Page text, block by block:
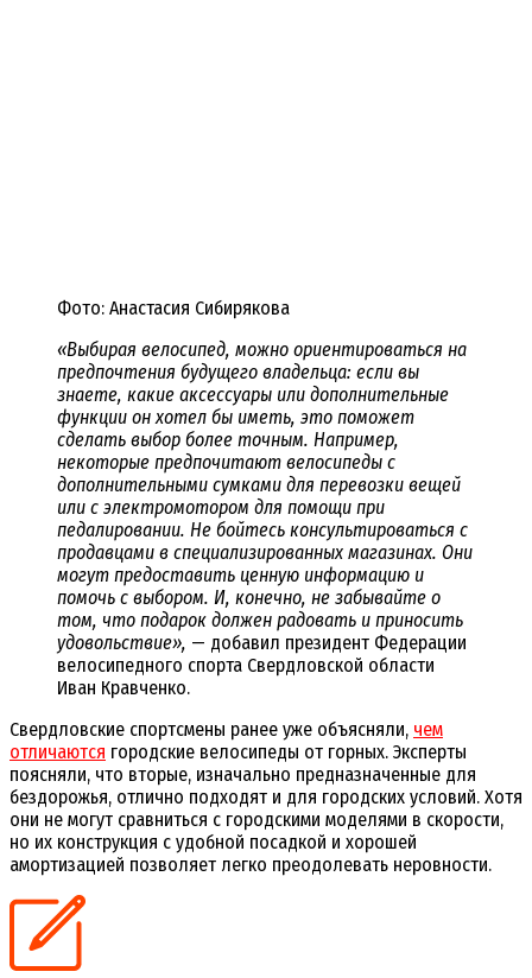
Фото: Анастасия Сибирякова
«Выбирая велосипед, можно ориентироваться на
предпочтения будущего владельца: если вы
знаете, какие аксессуары или дополнительные
функции он хотел бы иметь, это поможет
сделать выбор более точным. Например,
некоторые предпочитают велосипеды с
дополнительными сумками для перевозки вещей
или с электромотором для помощи при
педалировании. Не бойтесь консультироваться с
продавцами в специализированных магазинах. Они
могут предоставить ценную информацию и
помочь с выбором. И, конечно, не забывайте о
том, что подарок должен радовать и приносить
удовольствие», — добавил президент Федерации
велосипедного спорта Свердловской области
Иван Кравченко.
Свердловские спортсмены ранее уже объясняли, чем
отличаются городские велосипеды от горных. Эксперты
поясняли, что вторые, изначально предназначенные для
бездорожья, отлично подходят и для городских условий. Хотя
они не могут сравниться с городскими моделями в скорости,
но их конструкция с удобной посадкой и хорошей
амортизацией позволяет легко преодолевать неровности.